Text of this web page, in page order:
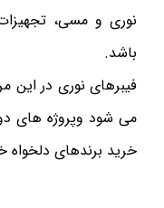
نوری و مسی،
باشد.
فیبرهای نوری در این
می شود وپروژه های
خرید برندهای دلخواه